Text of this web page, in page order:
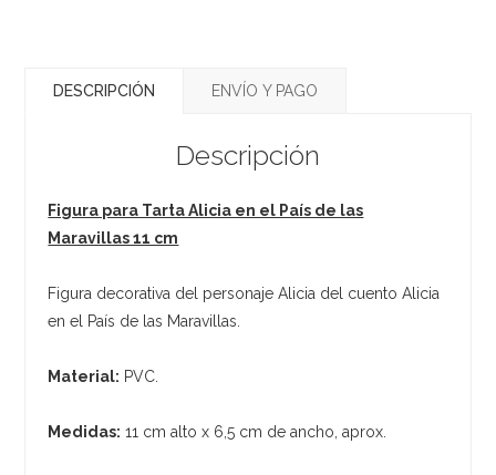
DESCRIPCIÓN ENVÍO Y PAGO
Descripción
Figura para Tarta Alicia en el País de las
Maravillas 11 cm
Figura decorativa del personaje Alicia del cuento Alicia
en el País de las Maravillas.
Material: PVC.
Medidas: 11 cm alto x 6,5 cm de ancho, aprox.